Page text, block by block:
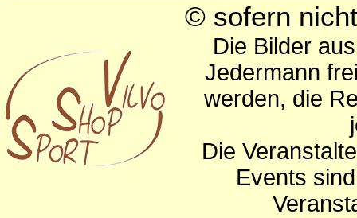
© sofern
Die Bilder
Jedermann
werden, die
Die
Events